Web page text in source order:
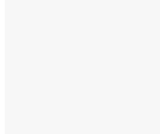
Ежегодная плата за
зарегистрированного офиса в
Ежегодная плата за услуги
Ежегодное секретарское
Компания может не заказывать
(зарегистрированного офиса) и
в Гонконге, если у компании
Гонконге, на который может быть
адрес и проживающий в Гонконге
который будет назначен